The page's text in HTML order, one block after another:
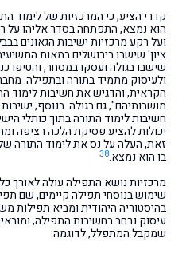
קדרי הציע, כי המרכזיות של לימוד
הוא נמצא, התפתחה בסדר אליהו על
ועל רקע מרכזיות ישיבות הגאונים
ציון' שישבו בירושלים במאות
שישבו בגולה ועסקו במסחר, והטיפו
ולעיסוק מתמיד בתורה ובתפילה.
הקראית, והדגיש את חשיבות לימוד
מושבותיהם", גם בגולה. בנוסף,
חשיבות לימוד התורה בתוך כותלי
יכולות להציע פסיקת הלכה רציפה
זאת, העלה על נס את לימוד התורה
בו הוא נמצא.38
מרכזיות נושא התפילה עולה לאורך
שימוש בנוסחי תפילה קיימים, שם
בהיסטוריה היהודית ומביא תפילות
עיסוק נרחב בחשיבות התפילה,
שמקבל המתפלל, לדוגמה: